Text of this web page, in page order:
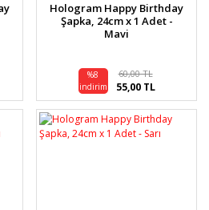
Hologram Happy Birthday
Şapka, 24cm x 1 Adet -
Mavi
%8
indirim
60,00 TL
55,00 TL